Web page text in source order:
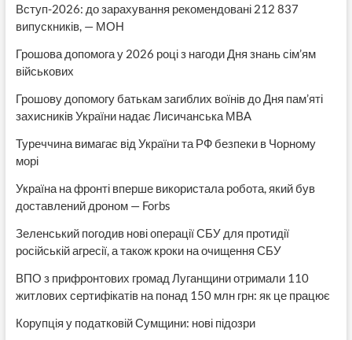
Вступ-2026: до зарахування рекомендовані 212 837
випускників, — МОН
Грошова допомога у 2026 році з нагоди Дня знань сім’ям
військових
Грошову допомогу батькам загиблих воїнів до Дня пам’яті
захисників України надає Лисичанська МВА
Туреччина вимагає від України та РФ безпеки в Чорному
морі
Україна на фронті вперше використала робота, який був
доставлений дроном — Forbs
Зеленський погодив нові операції СБУ для протидії
російській агресії, а також кроки на очищення СБУ
ВПО з прифронтових громад Луганщини отримали 110
житлових сертифікатів на понад 150 млн грн: як це працює
Корупція у податковій Сумщини: нові підозри